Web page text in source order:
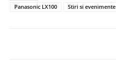
Panasonic LX100
Stiri si evenimente